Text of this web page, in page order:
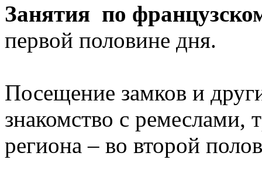
Занятия по
первой половине дня.
Посещение замков и
знакомство с
региона – во второй